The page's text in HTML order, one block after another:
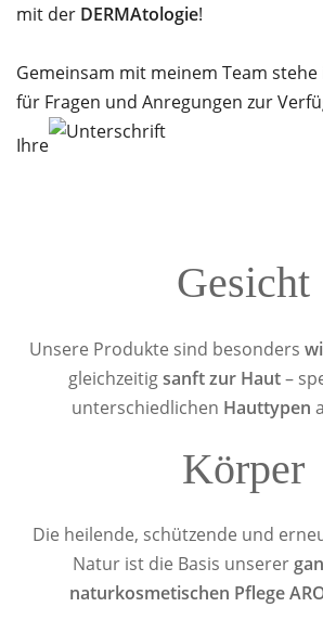
mit der DERMAtologie!
Gemeinsam mit meinem Team
für Fragen und Anregungen zur
Ihre
Gesicht
Unsere Produkte sind besonders
gleichzeitigsanft zur Haut–
unterschiedlichen Hauttypen
Körper
Die heilende, schützende und
Natur ist die Basis unserer
naturkosmetischen Pflege